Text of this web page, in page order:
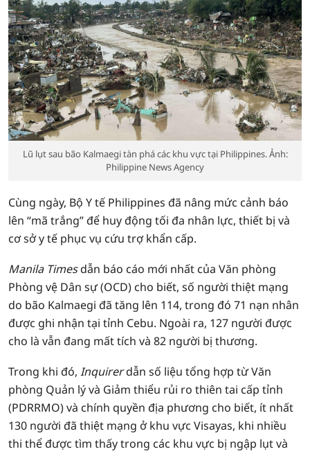
Lũ lụt sau bão Kalmaegi tàn phá các khu vực tại Philippines. Ảnh:
Philippine News Agency
Cùng ngày, Bộ Y tế Philippines đã nâng mức cảnh báo
lên “mã trắng” để huy động tối đa nhân lực, thiết bị và
cơ sở y tế phục vụ cứu trợ khẩn cấp.
Manila Timesdẫn báo cáo mới nhất của Văn phòng
Phòng vệ Dân sự (OCD) cho biết, số người thiệt mạng
do bão Kalmaegi đã tăng lên 114, trong đó 71 nạn nhân
được ghi nhận tại tỉnh Cebu. Ngoài ra, 127 người được
cho là vẫn đang mất tích và 82 người bị thương.
Trong khi đó, Inquirerdẫn số liệu tổng hợp từ Văn
phòng Quản lý và Giảm thiểu rủi ro thiên tai cấp tỉnh
(PDRRMO) và chính quyền địa phương cho biết, ít nhất
130 người đã thiệt mạng ở khu vực Visayas, khi nhiều
thi thể được tìm thấy trong các khu vực bị ngập lụt và